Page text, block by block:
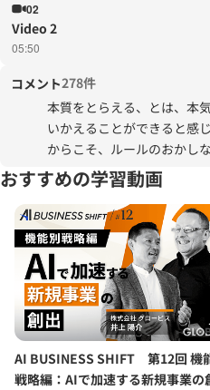
02
Video 2
05:50
コメント278件
本質をとらえる、とは、本
いかえることができると感
からこそ、ルールのおかし
機能するのか、ということ
おすすめの学習動画
AI BUSINESS SHIFT 第12回 機
戦略編：AIで加速する新規事業の